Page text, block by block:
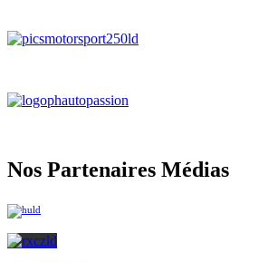
Nos Partenaires Médias